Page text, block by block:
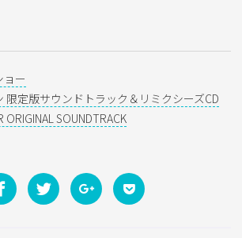
ー
限定版サウンドトラック＆リミクシーズCD
ORIGINAL SOUNDTRACK